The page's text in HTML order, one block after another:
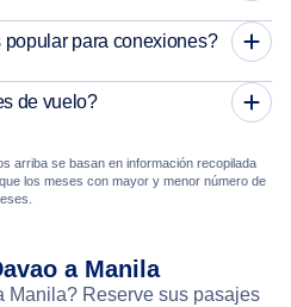
para conexiones?
de vuelo?
arriba se basan en información recopilada
los meses con mayor y menor número de
a Manila
Manila? Reserve sus pasajes